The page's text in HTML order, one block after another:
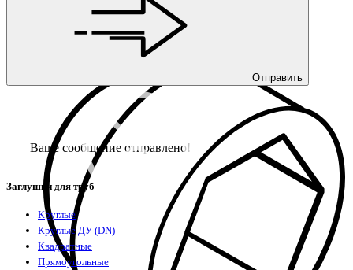
Фетры, войлок, резина
Отправить
Ваше сообщение отправлено!
Заглушки для труб
Круглые
Круглые ДУ (DN)
Квадратные
Прямоугольные